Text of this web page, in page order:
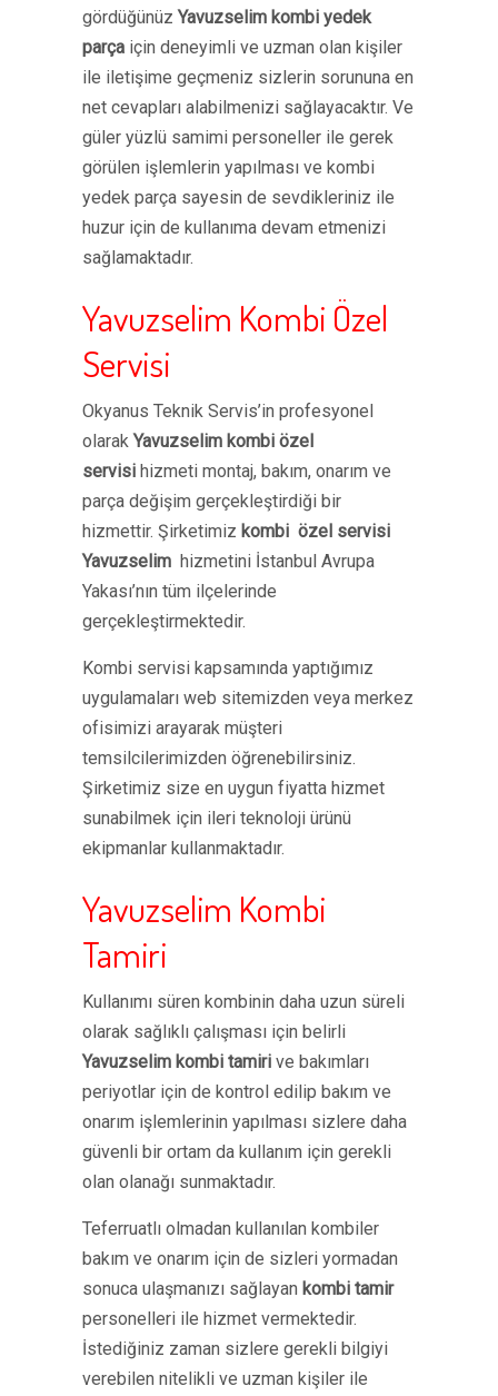
gördüğünüzYavuzselim kombi yedek
parça için deneyimli ve uzman olan kişiler
ile iletişime geçmeniz sizlerin sorununa en
net cevapları alabilmenizi sağlayacaktır. Ve
güler yüzlü samimi personeller ile gerek
görülen işlemlerin yapılması ve kombi
yedek parça sayesin de sevdikleriniz ile
huzur için de kullanıma devam etmenizi
sağlamaktadır.
Yavuzselim Kombi Özel
Servisi
Okyanus Teknik Servis’in profesyonel
olarakYavuzselim kombi özel
servisi hizmeti montaj, bakım, onarım ve
parça değişim gerçekleştirdiği bir
hizmettir. Şirketimiz kombi özel servisi
Yavuzselim hizmetini İstanbul Avrupa
Yakası’nın tüm ilçelerinde
gerçekleştirmektedir.
Kombi servisi kapsamında yaptığımız
uygulamaları web sitemizden veya merkez
ofisimizi arayarak müşteri
temsilcilerimizden öğrenebilirsiniz.
Şirketimiz size en uygun fiyatta hizmet
sunabilmek için ileri teknoloji ürünü
ekipmanlar kullanmaktadır.
Yavuzselim Kombi
Tamiri
Kullanımı süren kombinin daha uzun süreli
olarak sağlıklı çalışması için belirli
Yavuzselim kombi tamiri ve bakımları
periyotlar için de kontrol edilip bakım ve
onarım işlemlerinin yapılması sizlere daha
güvenli bir ortam da kullanım için gerekli
olan olanağı sunmaktadır.
Teferruatlı olmadan kullanılan kombiler
bakım ve onarım için de sizleri yormadan
sonuca ulaşmanızı sağlayan kombi tamir
personelleri ile hizmet vermektedir.
İstediğiniz zaman sizlere gerekli bilgiyi
verebilen nitelikli ve uzman kişiler ile